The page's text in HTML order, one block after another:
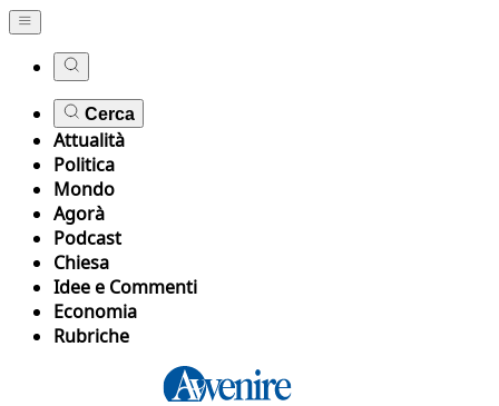
Cerca
Attualità
Politica
Mondo
Agorà
Podcast
Chiesa
Idee e Commenti
Economia
Rubriche